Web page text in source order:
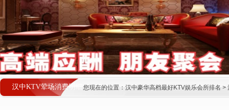
汉中KTV荤场消费明细 您现在的位置： 汉中豪华高档最好KTV娱乐会所排名 >